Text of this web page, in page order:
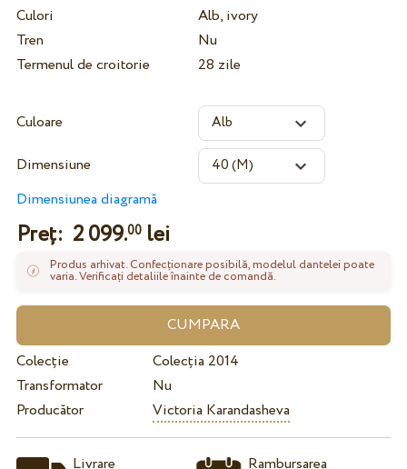
Culori
Alb, ivory
Tren
Nu
Termenul de croitorie
28 zile
Culoare
Dimensiune
Dimensiunea diagramă
Preț: 2 099.00lei
Produs arhivat. Confecționare posibilă, modelul dantelei poate
varia. Verificați detaliile înainte de comandă.
Colecție
Colecția 2014
Transformator
Nu
Producător
Victoria Karandasheva
Livrare Rambursarea